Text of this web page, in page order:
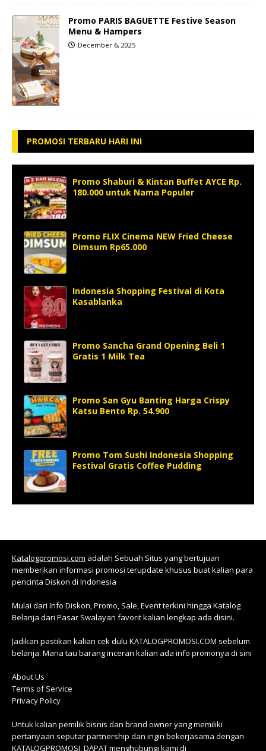
Promo PARIS BAGUETTE Festive Season
Menu & Hampers
December 6, 2025
PROMOSI TERBARU HARI INI
Promo Shaburi & Kintan Buffet AYCE Rp.
180.000 untuk Nama Populer
Promo FLIX Cinema NEW Fried Cheese
Dimsum Rp65.000
Indonesia Shopping Festival di Kota
Kasablanka
Promo Sancha Grand Opening Beli 1
Gratis 1 Milk Tea
Promo San Gyu Banting Harga Crispy
Katsu Bento Rp. 54.900
Promo Tom Sushi Indonesia Shopping
Festival Gratis Coffee Pudding
Katalogpromosi.com adalah Sebuah Situs yang bertujuan
memberikan informasi promosi terupdate khusus buat kalian para
pencinta Diskon di Indonesia
Mulai dari Info Diskon, Promo, Sale, Event terkini hingga Katalog
Belanja dari Pasar Swalayan favorit kalian lengkap ada disini.
Jadikan pastikan kalian cek dulu KATALOGPROMOSI.COM sebelum
belanja. Mana tau barang inceran kalian ada info promonya di sini
About Us
Terms of Service
Privacy Policy
Untuk kalian pemilik bisnis dan brand owner yang memiliki
pertanyaan seputar partnership dan ingin bekerjasama dengan
KATALOGPROMOSI, DAPAT menghubungi kami di